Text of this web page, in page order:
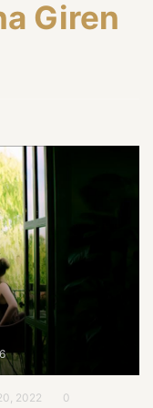
Giren
2022 0